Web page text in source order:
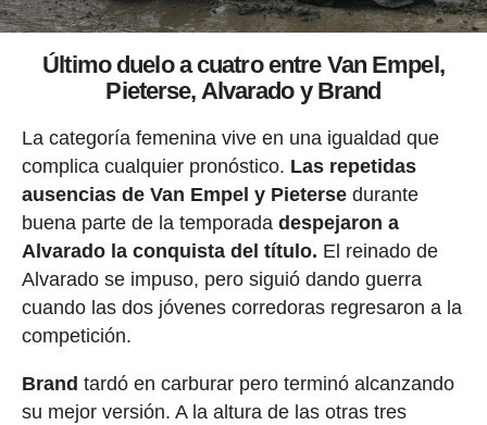
Último duelo a cuatro entre Van Empel,
Pieterse, Alvarado y Brand
La categoría femenina vive en una igualdad que
complica cualquier pronóstico. Las repetidas
ausencias de Van Empel y Pietersedurante
buena parte de la temporada despejaron a
Alvarado la conquista del título. El reinado de
Alvarado se impuso, pero siguió dando guerra
cuando las dos jóvenes corredoras regresaron a la
competición.
Brand tardó en carburar pero terminó alcanzando
su mejor versión. A la altura de las otras tres